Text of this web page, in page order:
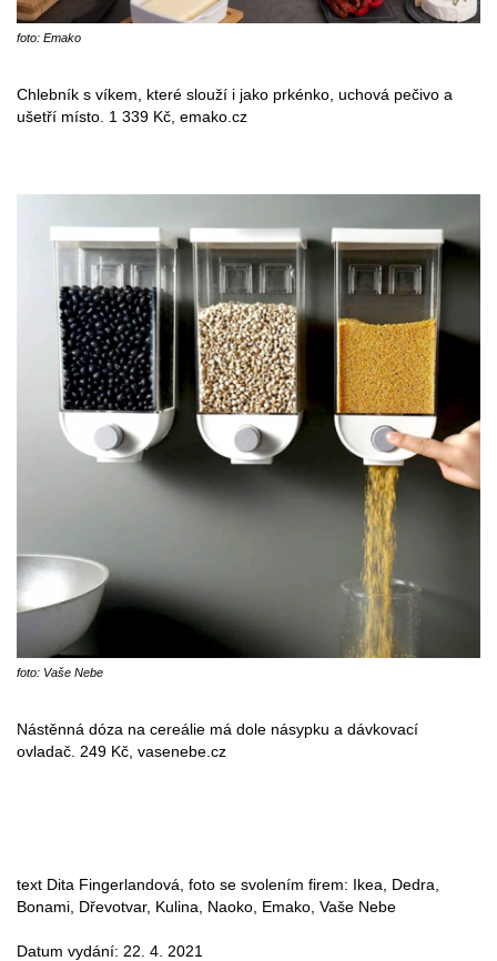
foto: Emako
Chlebník s víkem, které slouží i jako prkénko, uchová pečivo a
ušetří místo. 1 339 Kč, emako.cz
foto: Vaše Nebe
Nástěnná dóza na cereálie má dole násypku a dávkovací
ovladač. 249 Kč, vasenebe.cz
text Dita Fingerlandová, foto se svolením firem: Ikea, Dedra,
Bonami, Dřevotvar, Kulina, Naoko, Emako, Vaše Nebe
Datum vydání: 22. 4. 2021